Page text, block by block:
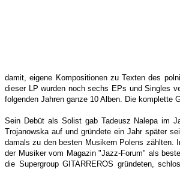
damit, eigene Kompositionen zu Texten des
dieser LP wurden noch sechs EPs und Singles
folgenden Jahren ganze 10 Alben. Die komplette
Sein Debüt als Solist gab Tadeusz Nalepa im
Trojanowska auf und gründete ein Jahr später
damals zu den besten Musikern Polens zählten.
der Musiker vom Magazin "Jazz-Forum" als
die Supergroup GITARREROS gründeten,